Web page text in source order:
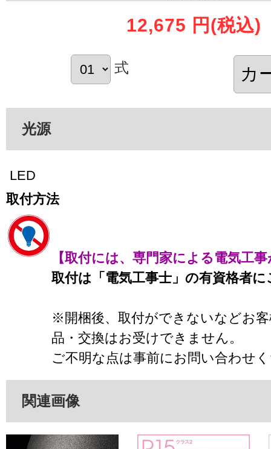
12,675 円 (税込)
式
光源
LED
取付方法
【取付には、専門家による電気工
取付は「電気工事士」の有資格者
※開梱後、取付ができないなどお
品・交換はお受けできません。
ご不明な点は事前にお問い合わせ
関連画像